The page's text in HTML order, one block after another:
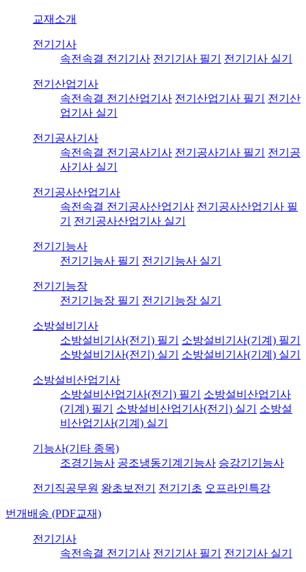
교재소개
전기기사
속전속결 전기기사 전기기사 필기 전기기사 실기
전기산업기사
속전속결 전기산업기사 전기산업기사 필기
전기산
업기사 실기
전기공사기사
속전속결 전기공사기사 전기공사기사 필기
전기공
사기사 실기
전기공사산업기사
속전속결 전기공사산업기사 전기공사산업기사 필
기
전기공사산업기사 실기
전기기능사
전기기능사 필기
전기기능사 실기
전기기능장
전기기능장 필기
전기기능장 실기
소방설비기사
소방설비기사(전기) 필기
소방설비기사(기계) 필기
소방설비기사(전기) 실기
소방설비기사(기계) 실기
소방설비산업기사
소방설비산업기사(전기) 필기
소방설비산업기사
(기계) 필기
소방설비산업기사(전기) 실기
소방설
비산업기사(기계) 실기
기능사(기타 종목)
조경기능사 공조냉동기계기능사 승강기기능사
전기직공무원 왕초보전기 전기기초 오프라인특강
번개배송 (PDF교재)
전기기사
속전속결 전기기사 전기기사 필기 전기기사 실기